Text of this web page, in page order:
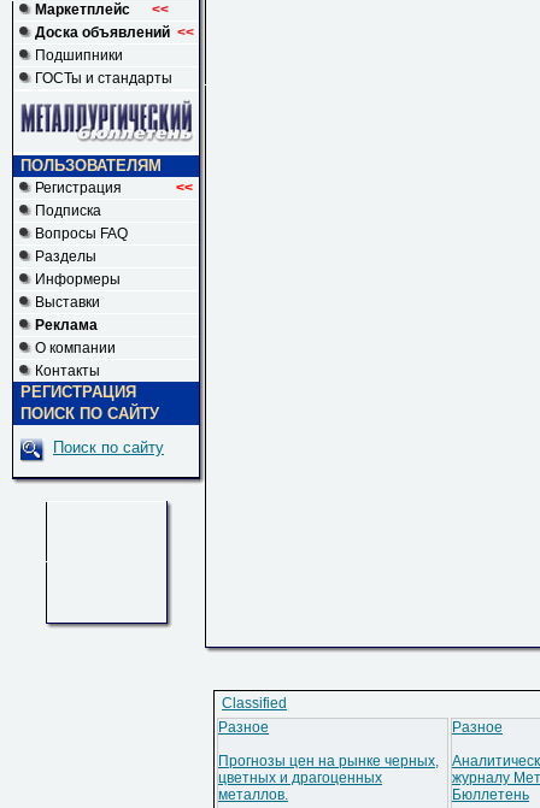
Маркетплейс
<<
Доска объявлений <<
Подшипники
ГОСТы и стандарты
ПОЛЬЗОВАТЕЛЯМ
Регистрация <<
Подписка
Вопросы FAQ
Разделы
Информеры
Выставки
Реклама
О компании
Контакты
РЕГИСТРАЦИЯ
ПОИСК ПО САЙТУ
Поиск по сайту
Classified
Разное
Прогнозы цен на рынке черных,
цветных и драгоценных
металлов.
Разное
журналу
Бюллетень